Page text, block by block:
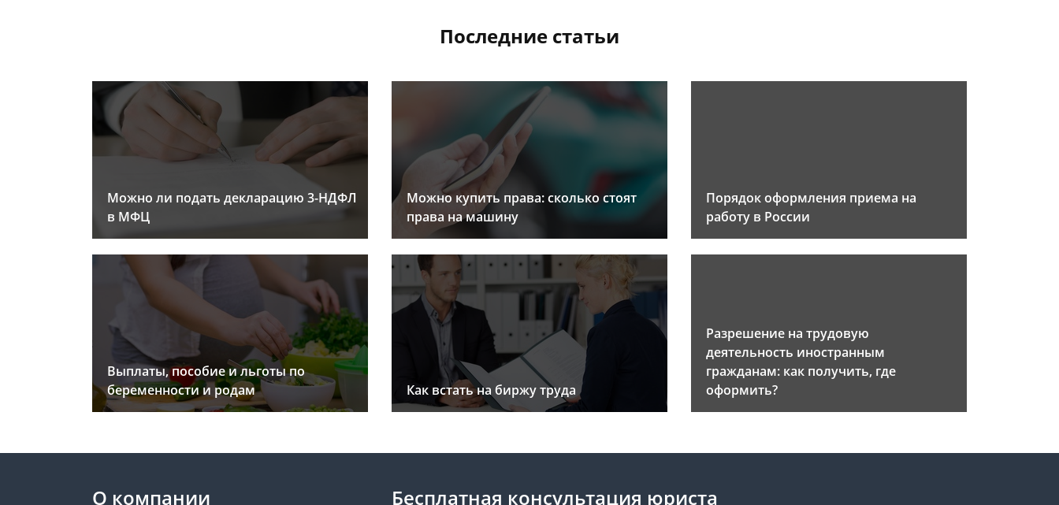
Последние статьи
Можно ли подать декларацию 3-НДФЛ
в МФЦ
Можно купить права: сколько стоят
права на машину
Порядок оформления приема на
работу в России
Выплаты, пособие и льготы по
беременности и родам
Как встать на биржу труда
Разрешение на трудовую
деятельность иностранным
гражданам: как получить, где
оформить?
О компании Бесплатная консультация юриста